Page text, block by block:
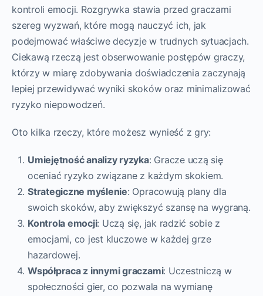
kontroli emocji. Rozgrywka stawia przed graczami
szereg wyzwań, które mogą nauczyć ich, jak
podejmować właściwe decyzje w trudnych sytuacjach.
Ciekawą rzeczą jest obserwowanie postępów graczy,
którzy w miarę zdobywania doświadczenia zaczynają
lepiej przewidywać wyniki skoków oraz minimalizować
ryzyko niepowodzeń.
Oto kilka rzeczy, które możesz wynieść z gry:
Umiejętność analizy ryzyka: Gracze uczą się
oceniać ryzyko związane z każdym skokiem.
Strategiczne myślenie: Opracowują plany dla
swoich skoków, aby zwiększyć szansę na wygraną.
Kontrola emocji: Uczą się, jak radzić sobie z
emocjami, co jest kluczowe w każdej grze
hazardowej.
Współpraca z innymi graczami: Uczestniczą w
społeczności gier, co pozwala na wymianę